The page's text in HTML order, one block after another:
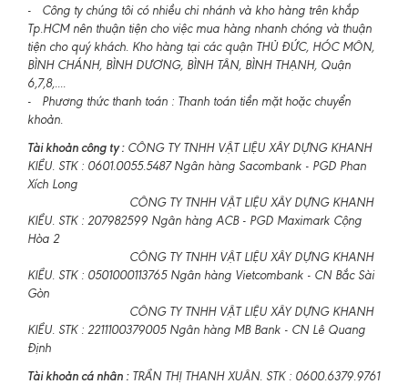
- Công ty chúng tôi có nhiều chi nhánh và kho hàng trên khắp
Tp.HCM nên thuận tiện cho việc mua hàng nhanh chóng và thuận
tiện cho quý khách. Kho hàng tại các quận THỦ ĐỨC, HÓC MÔN,
BÌNH CHÁNH, BÌNH DƯƠNG, BÌNH TÂN, BÌNH THẠNH, Quận
6,7,8,....
- Phương thức thanh toán : Thanh toán tiền mặt hoặc chuyển
khoản.
Tài khoản công ty :CÔNG TY TNHH VẬT LIỆU XÂY DỰNG KHANH
KIỀU. STK : 0601.0055.5487 Ngân hàng Sacombank - PGD Phan
Xích Long
CÔNG TY TNHH VẬT LIỆU XÂY DỰNG KHANH
KIỀU. STK : 207982599 Ngân hàng ACB - PGD Maximark Cộng
Hòa 2
CÔNG TY TNHH VẬT LIỆU XÂY DỰNG KHANH
KIỀU. STK : 0501000113765 Ngân hàng Vietcombank - CN Bắc Sài
Gòn
CÔNG TY TNHH VẬT LIỆU XÂY DỰNG KHANH
KIỀU. STK : 2211100379005 Ngân hàng MB Bank - CN Lê Quang
Định
Tài khoản cá nhân :TRẦN THỊ THANH XUÂN. STK : 0600.6379.9761